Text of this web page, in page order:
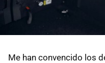
Me han convencido los